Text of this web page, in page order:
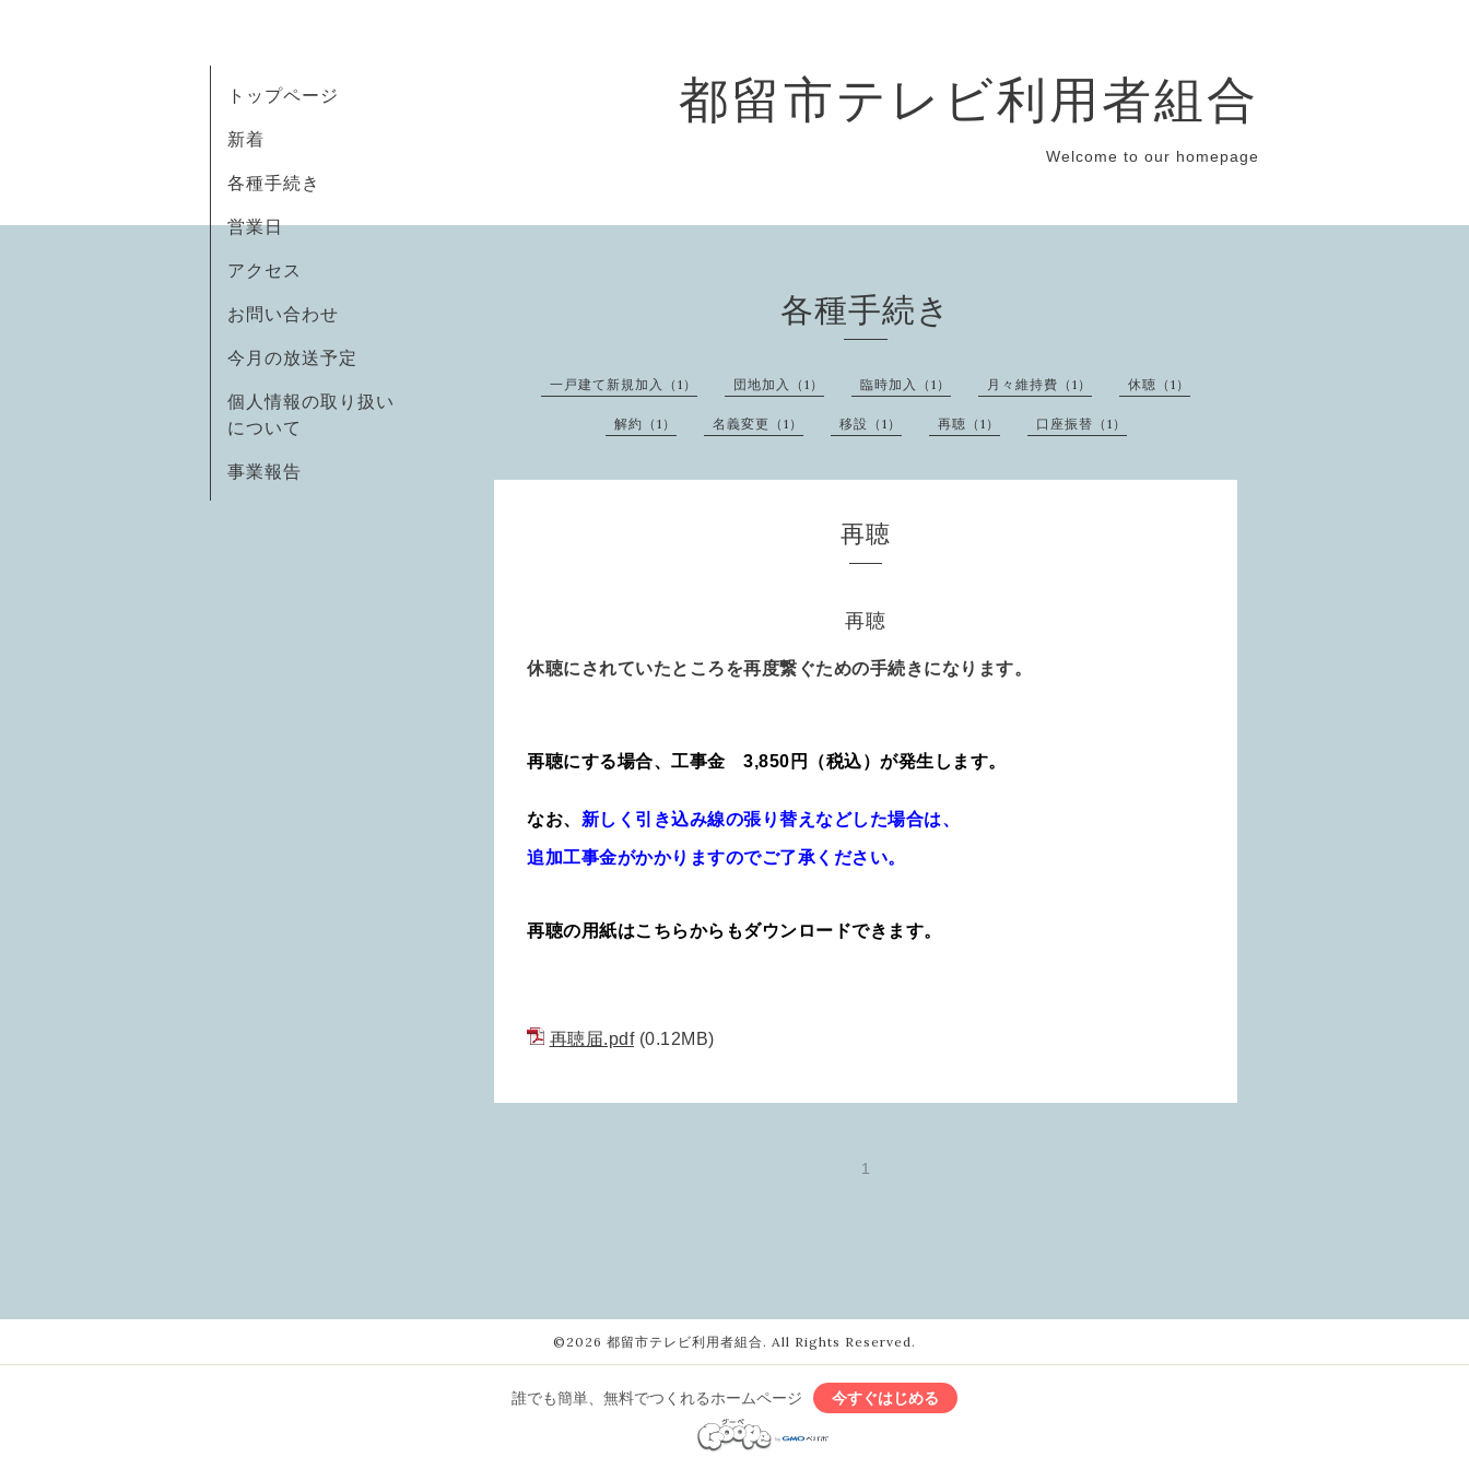
都留市テレビ利用者組合
Welcome to our homepage
トップページ
新着
各種手続き
営業日
アクセス
お問い合わせ
今月の放送予定
個人情報の取り扱い
について
事業報告
各種手続き
一戸建て新規加入（1） 団地加入（1） 臨時加入（1） 月々維持費（1） 休聴（1）
解約（1） 名義変更（1） 移設（1） 再聴（1） 口座振替（1）
再聴
再聴
休聴にされていたところを再度繋ぐための手続きになります。
再聴にする場合、工事金 3,850円（税込）が発生します。
なお、 新しく引き込み線の張り替えなどした場合は、
追加工事金がかかりますのでご了承ください。
再聴の用紙はこちらからもダウンロードできます。
再聴届.pdf(0.12MB)
1
©2026 都留市テレビ利用者組合 . All Rights Reserved.
誰でも簡単、無料でつくれるホームページ 今すぐはじめる